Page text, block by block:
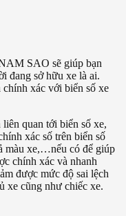
SAO sẽ giúp bạn
đang sở hữu xe là ai.
xác với biển số xe
quan tới biển số xe,
xác số trên biển số
màu xe,…nếu có để giúp
chính xác và nhanh
được mức độ sai lệch
xe cũng như chiếc xe.